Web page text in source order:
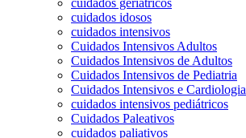
cuidados idosos
cuidados intensivos
Cuidados Intensivos Adultos
Cuidados Intensivos de Adultos
Cuidados Intensivos de Pediatria
Cuidados Intensivos e Cardiologia
cuidados intensivos pediátricos
Cuidados Paleativos
cuidados paliativos